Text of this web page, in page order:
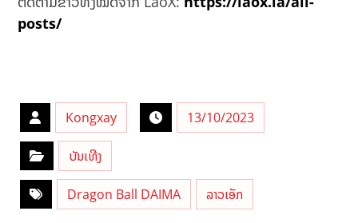
posts/
Kongxay 13/10/2023
ບັນເທີງ
Dragon Ball DAIMA ລາວເອັກ